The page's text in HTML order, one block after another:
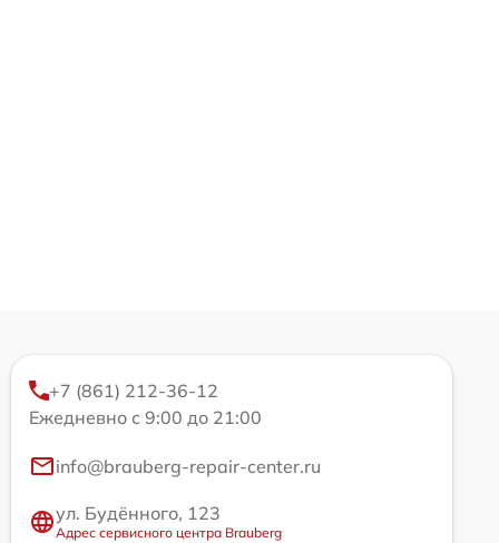
+7 (861) 212-36-12
Ежедневно с 9:00 до 21:00
info@brauberg-repair-center.ru
ул. Будённого, 123
Адрес сервисного центра Brauberg